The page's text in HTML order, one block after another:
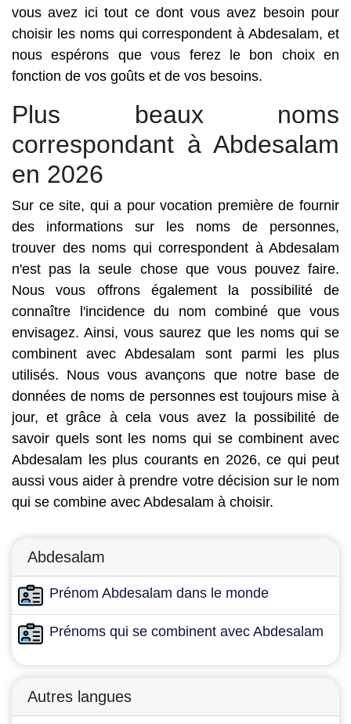
vous avez ici tout ce dont vous avez besoin pour
choisir les noms qui correspondent à Abdesalam, et
nous espérons que vous ferez le bon choix en
fonction de vos goûts et de vos besoins.
Plus beaux noms
correspondant à Abdesalam
en 2026
Sur ce site, qui a pour vocation première de fournir
des informations sur les noms de personnes,
trouver des noms qui correspondent à Abdesalam
n'est pas la seule chose que vous pouvez faire.
Nous vous offrons également la possibilité de
connaître l'incidence du nom combiné que vous
envisagez. Ainsi, vous saurez que les noms qui se
combinent avec Abdesalam sont parmi les plus
utilisés. Nous vous avançons que notre base de
données de noms de personnes est toujours mise à
jour, et grâce à cela vous avez la possibilité de
savoir quels sont les noms qui se combinent avec
Abdesalam les plus courants en 2026, ce qui peut
aussi vous aider à prendre votre décision sur le nom
qui se combine avec Abdesalam à choisir.
Abdesalam
Prénom Abdesalam dans le monde
Prénoms qui se combinent avec Abdesalam
Autres langues